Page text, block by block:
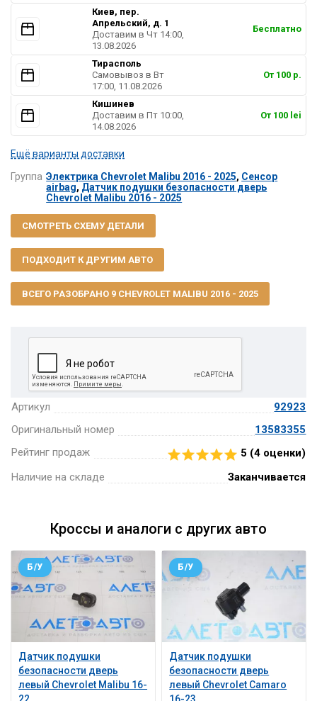
Артикул
92923
Оригинальный номер
13583355
Рейтинг продаж
5 (4 оценки)
Наличие на складе
Заканчивается
Киев, пер.
Апрельский, д. 1
Доставим в Чт 14:00,
13.08.2026
Бесплатно
Тирасполь
Самовывоз в Вт
17:00, 11.08.2026
От 100 р.
Кишинев
Доставим в Пт 10:00,
14.08.2026
От 100 lei
Ещё варианты доставки
Группа Электрика Chevrolet Malibu 2016 - 2025, Сенсор
airbag, Датчик подушки безопасности дверь
Chevrolet Malibu 2016 - 2025
СМОТРЕТЬ СХЕМУ ДЕТАЛИ
ПОДХОДИТ К ДРУГИМ АВТО
ВСЕГО РАЗОБРАНО 9 CHEVROLET MALIBU 2016 - 2025
Кроссы и аналоги с других авто
Датчик подушки
безопасности дверь
левый Chevrolet Malibu 16-
Б/У
Датчик подушки
безопасности дверь
левый Chevrolet Camaro
Б/У